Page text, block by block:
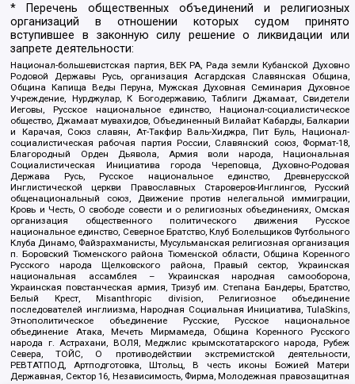
* Перечень общественных объединений и религиозных
организаций в отношении которых судом принято
вступившее в законную силу решение о ликвидации или
запрете деятельности:
Национал-большевистская партия, ВЕК РА, Рада земли Кубанской Духовно
Родовой Державы Русь, организация Асгардская Славянская Община,
Община Капища Веды Перуна, Мужская Духовная Семинария Духовное
Учреждение, Нурджулар, К Богодержавию, Таблиги Джамаат, Свидетели
Иеговы, Русское национальное единство, Национал-социалистическое
общество, Джамаат мувахидов, Объединенный Вилайат Кабарды, Балкарии
и Карачая, Союз славян, Ат-Такфир Валь-Хиджра, Пит Буль, Национал-
социалистическая рабочая партия России, Славянский союз, Формат-18,
Благородный Орден Дьявола, Армия воли народа, Национальная
Социалистическая Инициатива города Череповца, Духовно-Родовая
Держава Русь, Русское национальное единство, Древнерусской
Инглистической церкви Православных Староверов-Инглингов, Русский
общенациональный союз, Движение против нелегальной иммиграции,
Кровь и Честь, О свободе совести и о религиозных объединениях, Омская
организация общественного политического движения Русское
национальное единство, Северное Братство, Клуб Болельщиков Футбольного
Клуба Динамо, Файзрахманисты, Мусульманская религиозная организация
п. Боровский Тюменского района Тюменской области, Община Коренного
Русского народа Щелковского района, Правый сектор, Украинская
национальная ассамблея – Украинская народная самооборона,
Украинская повстанческая армия, Тризуб им. Степана Бандеры, Братство,
Белый Крест, Misanthropic division, Религиозное объединение
последователей инглиизма, Народная Социальная Инициатива, TulaSkins,
Этнополитическое объединение Русские, Русское национальное
объединение Атака, Мечеть Мирмамеда, Община Коренного Русского
народа г. Астрахани, ВОЛЯ, Меджлис крымскотатарского народа, Рубеж
Севера, ТОЙС, О противодействии экстремистской деятельности,
РЕВТАТПОД, Артподготовка, Штольц, В честь иконы Божией Матери
Державная, Сектор 16, Независимость, Фирма, Молодежная правозащитная